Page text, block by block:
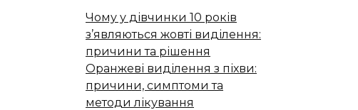
Чому у дівчинки 10 років
з’являються жовті виділення:
причини та рішення
Оранжеві виділення з піхви:
причини, симптоми та
методи лікування